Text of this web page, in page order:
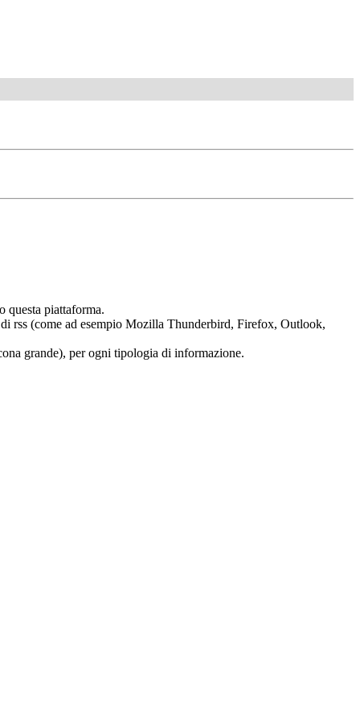
questa piattaforma.
rss (come ad esempio Mozilla Thunderbird, Firefox, Outlook,
grande), per ogni tipologia di informazione.